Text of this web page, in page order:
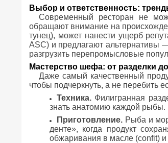
Выбор и ответственность:
Современный ресторан не
обращают внимание на
тунец), может нанести ущерб
ASC) и предлагают альтернативы
разгрузить перепромысловые
Мастерство шефа: от разделки
Даже самый качественный
чтобы подчеркнуть, а не перебить
Техника. Филигранная
знать анатомию каждой рыбы.
Приготовление. Рыба и
денте», когда продукт
обжаривания в масле (confit) и